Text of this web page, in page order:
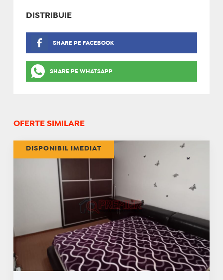
DISTRIBUIE
SHARE PE FACEBOOK
SHARE PE WHATSAPP
OFERTE SIMILARE
DISPONIBIL IMEDIAT